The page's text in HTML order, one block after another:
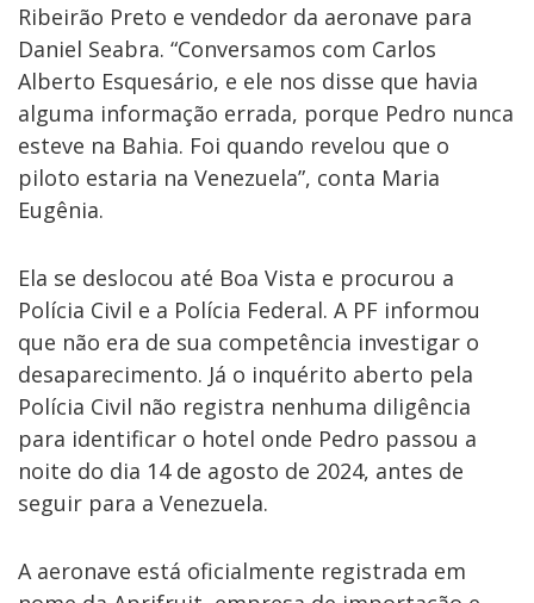
Ribeirão Preto e vendedor da aeronave para
Daniel Seabra. “Conversamos com Carlos
Alberto Esquesário, e ele nos disse que havia
alguma informação errada, porque Pedro nunca
esteve na Bahia. Foi quando revelou que o
piloto estaria na Venezuela”, conta Maria
Eugênia.
Ela se deslocou até Boa Vista e procurou a
Polícia Civil e a Polícia Federal. A PF informou
que não era de sua competência investigar o
desaparecimento. Já o inquérito aberto pela
Polícia Civil não registra nenhuma diligência
para identificar o hotel onde Pedro passou a
noite do dia 14 de agosto de 2024, antes de
seguir para a Venezuela.
A aeronave está oficialmente registrada em